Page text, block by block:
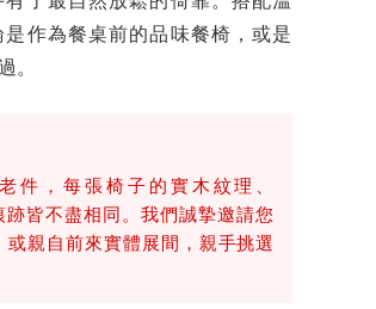
作為餐桌前的品味餐椅，或是
件，每張椅子的實木紋理、
皆不盡相同。我們誠摯邀請您
親自前來實體展間，親手挑選
椅！